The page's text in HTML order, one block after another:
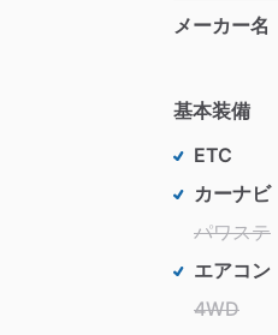
メーカー名
基本装備
ETC
カーナビ
パワステ
エアコン
4WD